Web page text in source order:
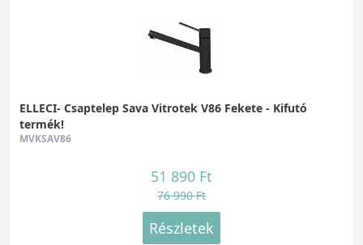
ELLECI- Csaptelep Sava Vitrotek V86 Fekete - Kifutó
termék!
MVKSAV86
51 890 Ft
76 990 Ft
Részletek